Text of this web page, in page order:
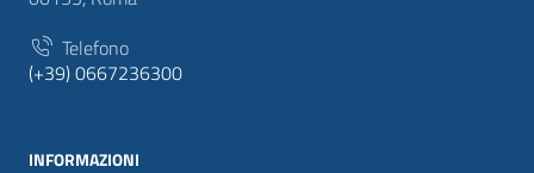
Telefono
(+39) 0667236300
INFORMAZIONI